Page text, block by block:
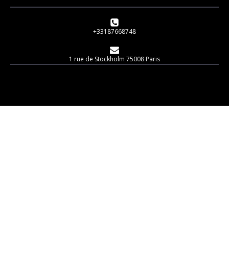
+33187668748
1 rue de Stockholm 75008 Paris